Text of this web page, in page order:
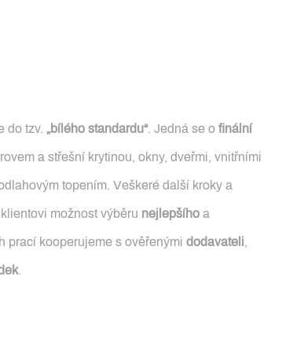
do tzv. „bílého standardu“. Jedná se o finální
a střešní krytinou, okny, dveřmi, vnitřními
topením. Veškeré další kroky a
možnost výběru nejlepšího a
prací kooperujeme s ověřenými dodavateli
.